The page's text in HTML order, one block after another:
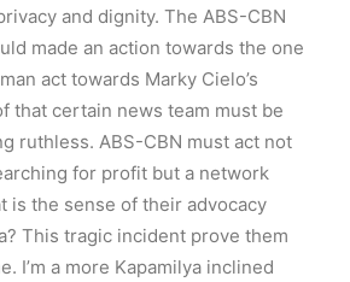
and dignity. The ABS-CBN
made an action towards the one
act towards Marky Cielo’s
that certain news team must be
ruthless. ABS-CBN must act not
for profit but a network
is the sense of their advocacy
This tragic incident prove them
I’m a more Kapamilya inclined